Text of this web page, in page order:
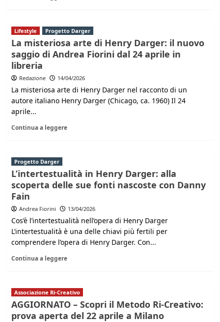
Lifestyle Progetto Darger
La misteriosa arte di Henry Darger: il nuovo
saggio di Andrea Fiorini dal 24 aprile in
libreria
Redazione 14/04/2026
La misteriosa arte di Henry Darger nel racconto di un
autore italiano Henry Darger (Chicago, ca. 1960) Il 24
aprile...
Continua a leggere
Progetto Darger
L’intertestualità in Henry Darger: alla
scoperta delle sue fonti nascoste con Danny
Fain
Andrea Fiorini 13/04/2026
Cos’è l’intertestualità nell’opera di Henry Darger
L’intertestualità è una delle chiavi più fertili per
comprendere l’opera di Henry Darger. Con...
Continua a leggere
Associazione Ri-Creativo
AGGIORNATO – Scopri il Metodo Ri‑Creativo:
prova aperta del 22 aprile a Milano